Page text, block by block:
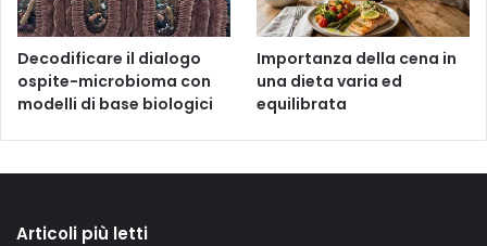
Decodificare il dialogo
ospite-microbioma con
modelli di base biologici
Importanza della cena in
una dieta varia ed
equilibrata
Articoli più letti